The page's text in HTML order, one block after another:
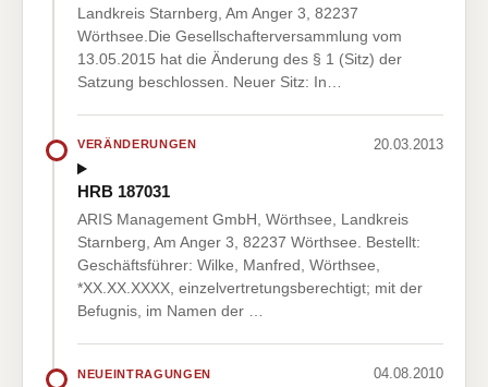
Landkreis Starnberg, Am Anger 3, 82237
Wörthsee.Die Gesellschafterversammlung vom
13.05.2015 hat die Änderung des § 1 (Sitz) der
Satzung beschlossen. Neuer Sitz: In…
VERÄNDERUNGEN 20.03.2013
HRB 187031
ARIS Management GmbH, Wörthsee, Landkreis
Starnberg, Am Anger 3, 82237 Wörthsee. Bestellt:
Geschäftsführer: Wilke, Manfred, Wörthsee,
*XX.XX.XXXX, einzelvertretungsberechtigt; mit der
Befugnis, im Namen der …
NEUEINTRAGUNGEN 04.08.2010